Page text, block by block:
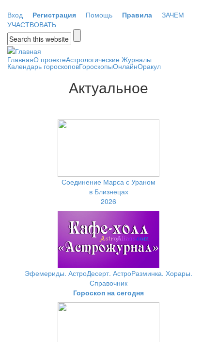
Вход
Регистрация Помощь Правила
ЗАЧЕМ
УЧАСТВОВАТЬ
Форма поиска
ГлавнаяО проектеАстрологические Журналы
Календарь гороскоповГороскопыОнлайнОракул
Актуальное
Соединение Марса с Ураном
в Близнецах
2026
Эфемериды. АстроДесерт. АстроРазминка. Хорары.
Справочник
Гороскоп на сегодня